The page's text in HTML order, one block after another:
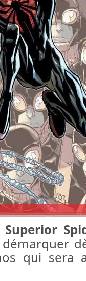
Superior
qui sera